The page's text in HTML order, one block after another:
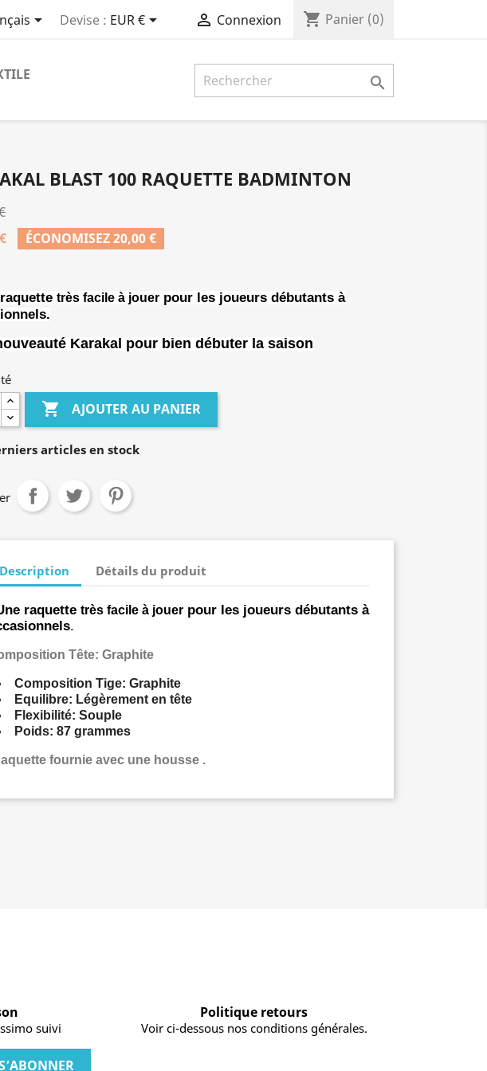
 Devise : EUR €  Connexion shopping_cart Panier (0)

BLAST 100 RAQUETTE BADMINTON
ÉCONOMISEZ 20,00 €
très facile à jouer pour les joueurs débutants à
.
Karakal pour bien débuter la saison
 AJOUTER AU PANIER
articles en stock
Description Détails du produit
raquette très facile à jouer pour les joueurs débutants à
.
Tête: Graphite
Composition Tige: Graphite
Equilibre: Légèrement en tête
Flexibilité: Souple
Poids: 87 grammes
fournie avec une housse .
suivi
Politique retours
Voir ci-dessous nos conditions générales.